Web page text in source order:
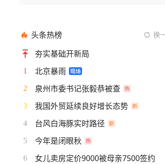
头条热榜 换
夯实基础开新局
1 北京暴雨
2 泉州市委书记张毅恭被查
3 我国外贸延续良好增长态势
4 台风白海豚实时路径
5 今年是闭眼秋
6 女儿卖房定价9000被母亲7500签约